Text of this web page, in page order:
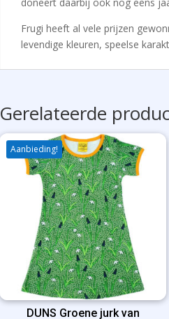
Frugi heeft al vele prijzen
levendige kleuren, speelse
Gerelateerde
Aanbieding!
DUNS Groene jurk van